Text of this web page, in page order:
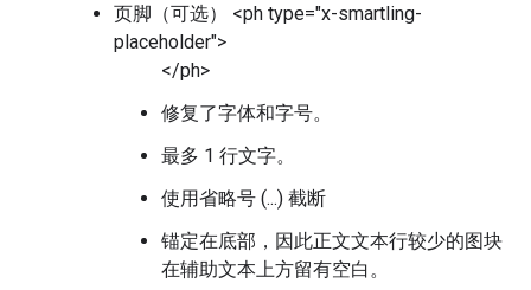
页脚（可选）
<ph type="x-smartling-
placeholder">
</ph>
修复了字体和字号。
最多 1 行文字。
使用省略号 (...) 截断
锚定在底部，因此正文文本行较少的图块
在辅助文本上方留有空白。